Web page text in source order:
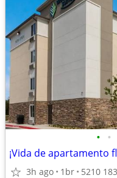
• •
¡Vida de apartamento
3h ago 1br 5210